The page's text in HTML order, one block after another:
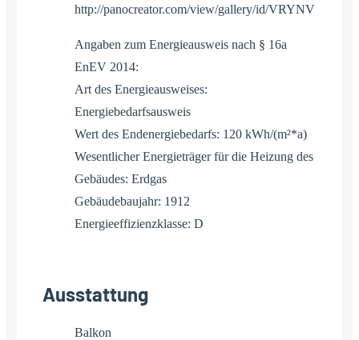
http://panocreator.com/view/gallery/id/VRYNV
Angaben zum Energieausweis nach § 16a
EnEV 2014:
Art des Energieausweises:
Energiebedarfsausweis
Wert des Endenergiebedarfs: 120 kWh/(m²*a)
Wesentlicher Energieträger für die Heizung des
Gebäudes: Erdgas
Gebäudebaujahr: 1912
Energieeffizienzklasse: D
Ausstattung
Balkon